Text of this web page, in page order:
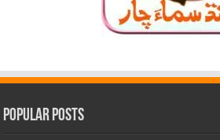
Popular Posts